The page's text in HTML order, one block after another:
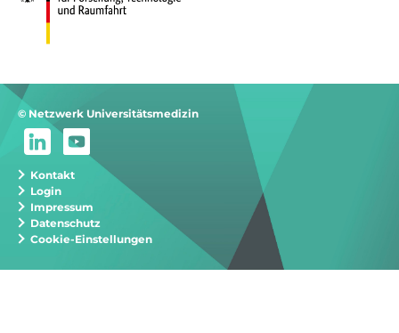
© Netzwerk Universitätsmedizin
Kontakt
Login
Impressum
Datenschutz
Cookie-Einstellungen